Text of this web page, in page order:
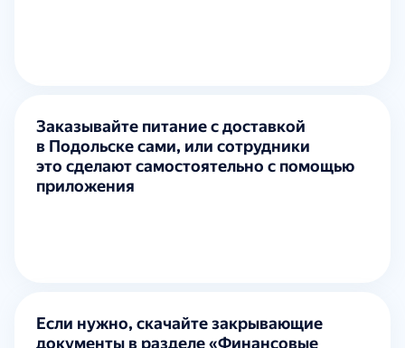
Заказывайте питание с доставкой
в Подольске сами, или сотрудники
это сделают самостоятельно с помощью
приложения
Если нужно, скачайте закрывающие
документы в разделе «Финансовые